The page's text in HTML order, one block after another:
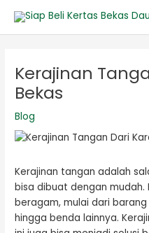
konten
Kerajinan
Bekas
Blog
Kerajinan tangan adalah
bisa dibuat dengan mudah.
beragam, mulai dari
hingga benda lainnya.